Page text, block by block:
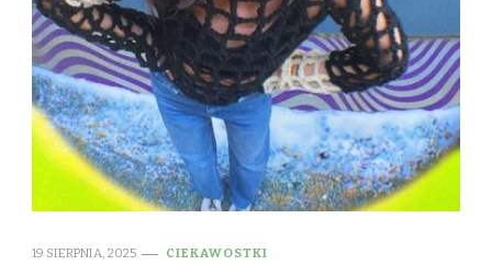
19 SIERPNIA, 2025 CIEKAWOSTKI